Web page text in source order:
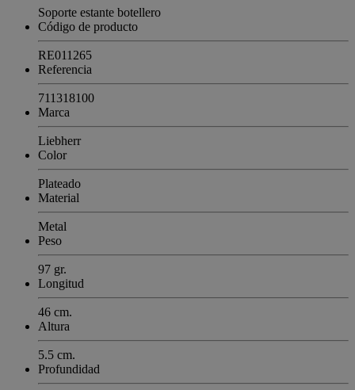
Soporte estante botellero
Código de producto
RE011265
Referencia
711318100
Marca
Liebherr
Color
Plateado
Material
Metal
Peso
97 gr.
Longitud
46 cm.
Altura
5.5 cm.
Profundidad